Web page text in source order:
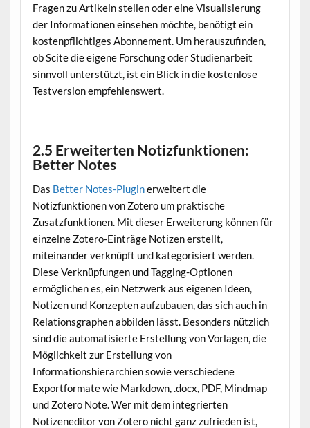
Fragen zu Artikeln stellen oder eine Visualisierung
der Informationen einsehen möchte, benötigt ein
kostenpflichtiges Abonnement. Um herauszufinden,
ob Scite die eigene Forschung oder Studienarbeit
sinnvoll unterstützt, ist ein Blick in die kostenlose
Testversion empfehlenswert.
2.5 Erweiterten Notizfunktionen:
Better Notes
Das Better Notes-Pluginerweitert die
Notizfunktionen von Zotero um praktische
Zusatzfunktionen. Mit dieser Erweiterung können für
einzelne Zotero-Einträge Notizen erstellt,
miteinander verknüpft und kategorisiert werden.
Diese Verknüpfungen und Tagging-Optionen
ermöglichen es, ein Netzwerk aus eigenen Ideen,
Notizen und Konzepten aufzubauen, das sich auch in
Relationsgraphen abbilden lässt. Besonders nützlich
sind die automatisierte Erstellung von Vorlagen, die
Möglichkeit zur Erstellung von
Informationshierarchien sowie verschiedene
Exportformate wie Markdown, .docx, PDF, Mindmap
und Zotero Note. Wer mit dem integrierten
Notizeneditor von Zotero nicht ganz zufrieden ist,